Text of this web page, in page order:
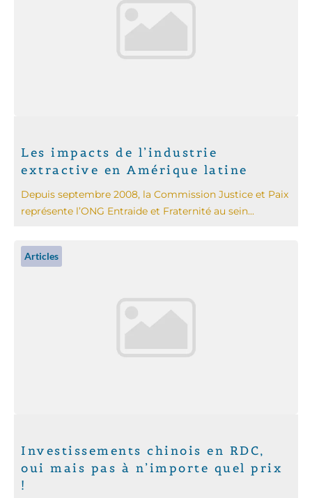
Les impacts de l’industrie
extractive en Amérique latine
Depuis septembre 2008, la Commission Justice et Paix
représente l’ONG Entraide et Fraternité au sein...
Articles
Investissements chinois en RDC,
oui mais pas à n’importe quel prix
!